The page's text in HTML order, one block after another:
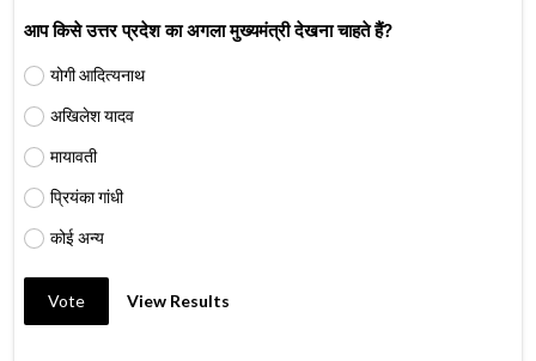
आप किसे उत्तर प्रदेश का अगला मुख्यमंत्री देखना चाहते हैं?
योगी आदित्यनाथ
अखिलेश यादव
मायावती
प्रियंका गांधी
कोई अन्य
Vote View Results